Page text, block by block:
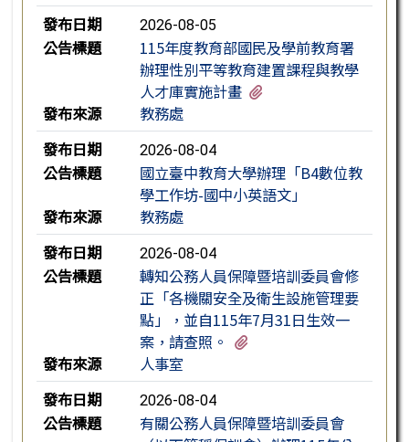
發布日期
2026-08-05
公告標題
115年度教育部國民及學前教育署
辦理性別平等教育建置課程與教學
人才庫實施計畫
發布來源
教務處
發布日期
2026-08-04
公告標題
國立臺中教育大學辦理「B4數位教
學工作坊-國中小英語文」
發布來源
教務處
發布日期
2026-08-04
公告標題
轉知公務人員保障暨培訓委員會修
正「各機關安全及衛生設施管理要
點」，並自115年7月31日生效一
案，請查照。
發布來源
人事室
發布日期
2026-08-04
公告標題
有關公務人員保障暨培訓委員會